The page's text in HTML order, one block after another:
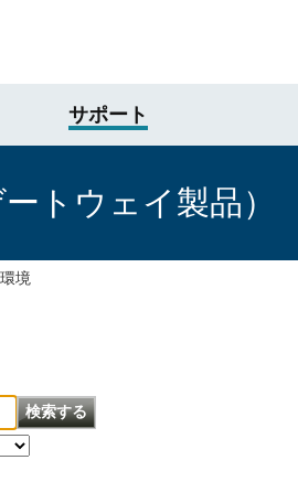
サポート
トウェイ製品）
境